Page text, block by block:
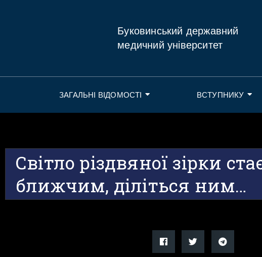
Буковинський державний
медичний університет
ЗАГАЛЬНІ ВІДОМОСТІ ВСТУПНИКУ
Світло різдвяної зірки
ближчим, діліться ним…